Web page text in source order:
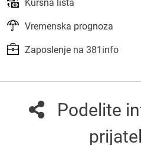
Kursna lista
Vremenska prognoza
Zaposlenje na 381info
Podelite